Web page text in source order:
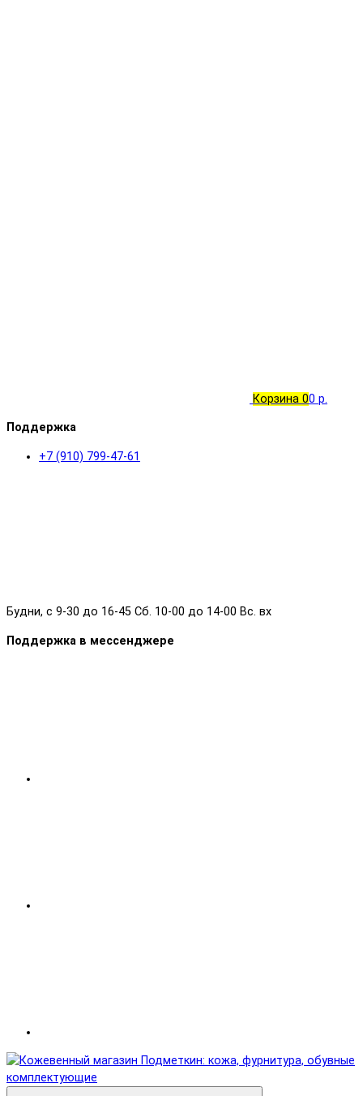
Корзина 00 р.
Поддержка
+7 (910) 799-47-61
Будни, с 9-30 до 16-45 Сб. 10-00 до 14-00 Вс. вх
Поддержка в мессенджере